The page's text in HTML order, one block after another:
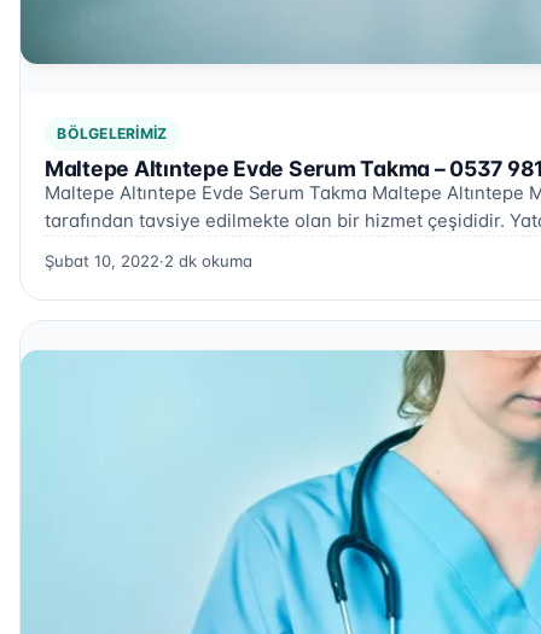
BÖLGELERIMIZ
Maltepe Altıntepe Evde Serum Takma – 0537
Maltepe Altıntepe Evde Serum Takma Maltepe
tarafından tavsiye edilmekte olan bir hizmet çeşididir.
Şubat 10, 2022·2 dk okuma